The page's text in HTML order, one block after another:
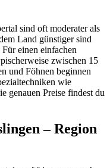
sind oft moderater als
Land günstiger sind
einen einfachen
zwischen 15
und Föhnen beginnen
wie
genauen Preise findest du
– Region